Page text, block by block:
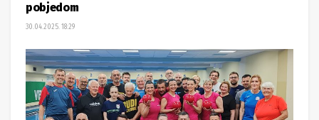
pobjedom
30.04.2025. 18:29